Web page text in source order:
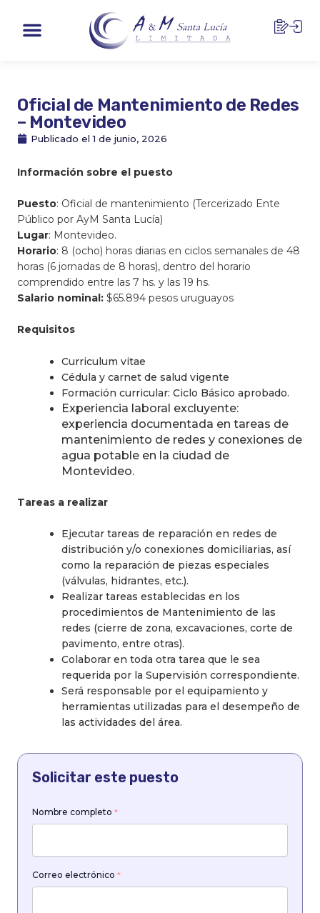
contenido
Menu
Oficial de Mantenimiento de Redes
– Montevideo
Publicado el 1 de junio, 2026
Información sobre el puesto
Puesto: Oficial de mantenimiento (Tercerizado Ente
Público por AyM Santa Lucía)
Lugar: Montevideo.
Horario: 8 (ocho) horas diarias en ciclos semanales de 48
horas (6 jornadas de 8 horas), dentro del horario
comprendido entre las 7 hs. y las 19 hs.
Salario nominal: $65.894 pesos uruguayos
Requisitos
Curriculum vitae
Cédula y carnet de salud vigente
Formación curricular: Ciclo Básico aprobado.
Experiencia laboral excluyente:
experiencia documentada en tareas de
mantenimiento de redes y conexiones de
agua potable en la ciudad de
Montevideo.
Tareas a realizar
Ejecutar tareas de reparación en redes de
distribución y/o conexiones domiciliarias, así
como la reparación de piezas especiales
(válvulas, hidrantes, etc.).
Realizar tareas establecidas en los
procedimientos de Mantenimiento de las
redes (cierre de zona, excavaciones, corte de
pavimento, entre otras).
Colaborar en toda otra tarea que le sea
requerida por la Supervisión correspondiente.
Será responsable por el equipamiento y
herramientas utilizadas para el desempeño de
las actividades del área.
Solicitar este puesto
Nombre completo *
Correo electrónico *